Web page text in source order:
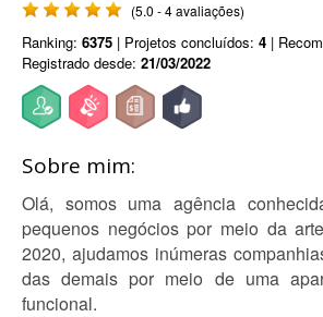
(5.0 - 4 avaliações)
Ranking: 6375 | Projetos concluídos: 4 |
Registrado desde: 21/03/2022
Sobre mim:
Olá, somos uma agência
pequenos negócios por meio da
2020, ajudamos inúmeras
das demais por meio de uma
funcional.